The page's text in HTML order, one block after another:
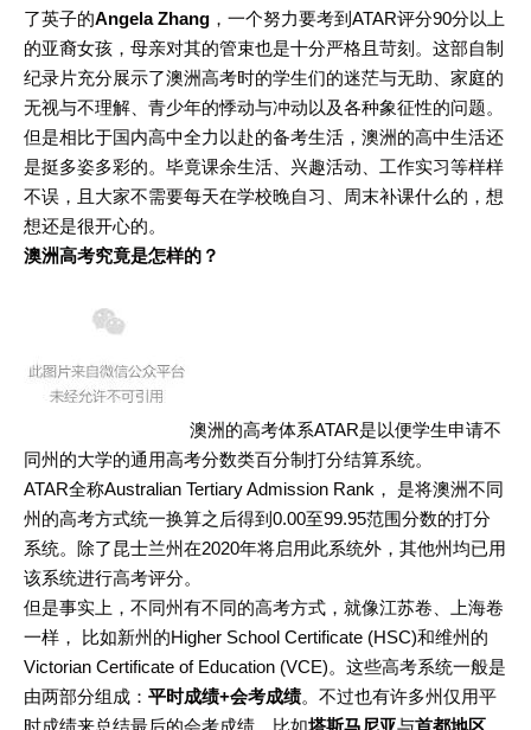
了英子的Angela Zhang ，一个努力要考到ATAR评分90分以上
的亚裔女孩，母亲对其的管束也是十分严格且苛刻。这部自制
纪录片充分展示了澳洲高考时的学生们的迷茫与无助、家庭的
无视与不理解、青少年的悸动与冲动以及各种象征性的问题。
但是相比于国内高中全力以赴的备考生活，澳洲的高中生活还
是挺多姿多彩的。毕竟课余生活、兴趣活动、工作实习等样样
不误，且大家不需要每天在学校晚自习、周末补课什么的，想
想还是很开心的。
澳洲高考究竟是怎样的？
澳洲的高考体系ATAR是以便学生申请不
同州的大学的通用高考分数类百分制打分结算系统。
ATAR全称Australian Tertiary Admission Rank， 是将澳洲不同
州的高考方式统一换算之后得到0.00至99.95范围分数的打分
系统。除了昆士兰州在2020年将启用此系统外，其他州均已用
该系统进行高考评分。
但是事实上，不同州有不同的高考方式，就像江苏卷、上海卷
一样， 比如新州的Higher School Certificate (HSC)和维州的
Victorian Certificate of Education (VCE)。这些高考系统一般是
由两部分组成： 平时成绩+会考成绩。不过也有许多州仅用平
时成绩来总结最后的会考成绩，比如塔斯马尼亚与首都地区